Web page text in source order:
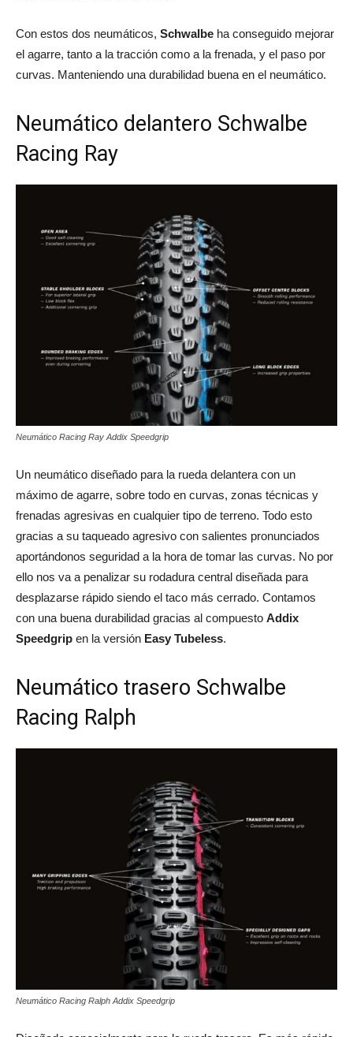
Con estos dos neumáticos, Schwalbe ha conseguido mejorar
el agarre, tanto a la tracción como a la frenada, y el paso por
curvas. Manteniendo una durabilidad buena en el neumático.
Neumático delantero Schwalbe
Racing Ray
Neumático Racing Ray Addix Speedgrip
Un neumático diseñado para la rueda delantera con un
máximo de agarre, sobre todo en curvas, zonas técnicas y
frenadas agresivas en cualquier tipo de terreno. Todo esto
gracias a su taqueado agresivo con salientes pronunciados
aportándonos seguridad a la hora de tomar las curvas. No por
ello nos va a penalizar su rodadura central diseñada para
desplazarse rápido siendo el taco más cerrado. Contamos
con una buena durabilidad gracias al compuesto Addix
Speedgrip en la versión Easy Tubeless.
Neumático trasero Schwalbe
Racing Ralph
Neumático Racing Ralph Addix Speedgrip